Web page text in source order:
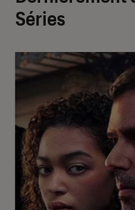
Séries